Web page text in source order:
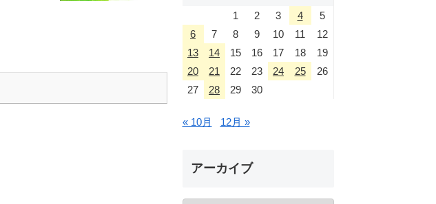
1
2 3 4
5
6
7 8 9 10 11
12
13
14 15 16 17 18
19
20
21 22 23 24 25
26
27
28 29 30
« 10月 12月 »
アーカイブ